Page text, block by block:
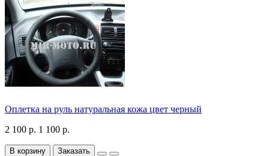
Оплетка на руль натуральная кожа цвет черный
2 100 р. 1 100 р.
В корзину Заказать